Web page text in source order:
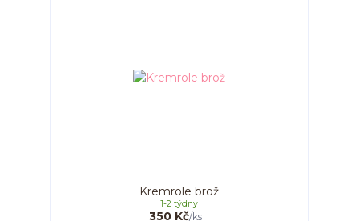
Kremrole brož
350 Kč/ks
1-2 týdny